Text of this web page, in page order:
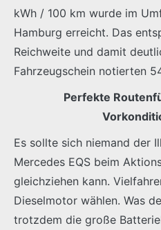
kWh / 100 km wurde im
Hamburg erreicht. Das
Reichweite und damit
Fahrzeugschein notierten
Perfekte
Es sollte sich niemand der
Mercedes EQS beim
gleichziehen kann.
Dieselmotor wählen. Was
trotzdem die große